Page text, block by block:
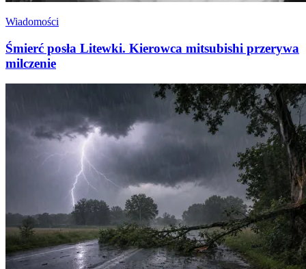
Wiadomości
Śmierć posła Litewki. Kierowca mitsubishi przerywa
milczenie